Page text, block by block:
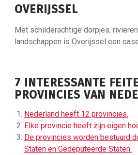
OVERIJSSEL
Met schilderachtige dorpjes,
landschappen is Overijssel een
7 INTERESSANTE
PROVINCIES VAN
Nederland heeft 12 provincies.
Elke provincie heeft zijn eigen
De provincies worden bestuurd
Staten en Gedeputeerde Staten.